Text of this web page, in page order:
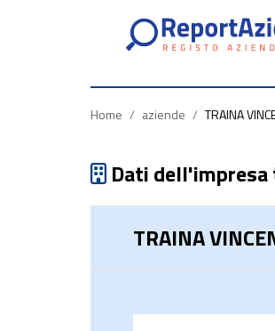
Home / aziende / TRAINA
Dati
TRAINA